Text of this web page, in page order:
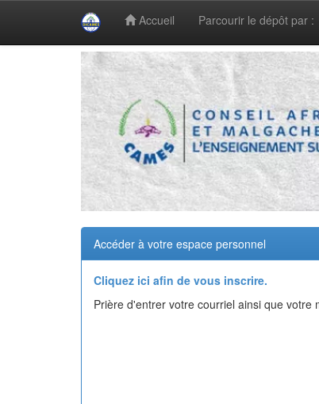
Accueil Parcourir le dépôt par :
Accéder à votre espace personnel
Cliquez ici afin de vous inscrire.
Prière d'entrer votre courriel ainsi que